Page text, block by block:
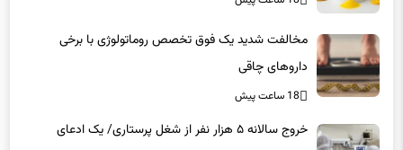
داروهای چاقی
18 ساعت پیش
خروج سالانه ۵ هزار نفر از شغل پرستاری/ یک ادعای
عجیب: ۶۰ هزار پرستار خانه‌نشین شدند؟